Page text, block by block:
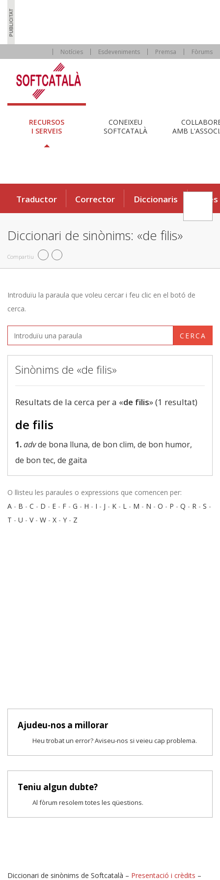
Notícies Esdeveniments Premsa Fòrums
RECURSOS
I SERVEIS
CONEIXEU
SOFTCATALÀ
AMB
Traductor Corrector Diccionaris Eines
Diccionari de sinònims: «de filis»
Compartiu
Introduïu la paraula que voleu cercar i feu clic en el botó de
cerca.
CERCA
Sinònims de «de filis»
Resultats de la cerca per a «de filis» (1 resultat)
de filis
1.advde bona lluna, de bon clim, de bon humor,
de bon tec, de gaita
O llisteu les paraules o expressions que comencen per:
A - B - C - D - E - F - G - H - I - J - K - L - M - N - O - P - Q - R - S -
T - U - V- W - X - Y - Z
Ajudeu-nos a millorar
Heu trobat un error? Aviseu-nos si veieu cap problema.
Teniu algun dubte?
Al fòrum resolem totes les qüestions.
Diccionari de sinònims de Softcatalà – Presentació i crèdits –